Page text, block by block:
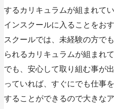
するカリキュラムが組まれて
インスクールに入ることをお
スクールでは、未経験の方で
られるカリキュラムが組まれ
でも、安心して取り組む事が
っていれば、すぐにでも仕事
することができるので大きな